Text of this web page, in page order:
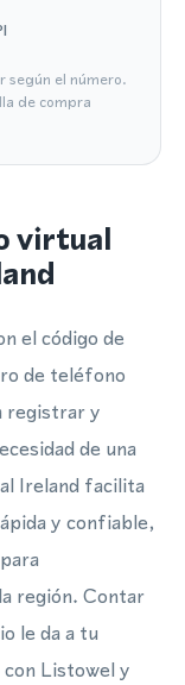
según el número.
de compra
virtual
el código de
de teléfono
registrar y
de una
Ireland facilita
y confiable,
región. Contar
le da a tu
Listowel y